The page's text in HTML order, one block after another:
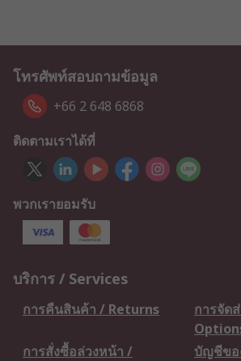
โทรศัพท์สอบถามข้อมูล
+66 2 648 6868
ติดตามเราได้ที่
พวกเรายอมรับ
บริการ / Services
การคืนสินค้า / Returns
การจัด
การสั่งซื้อล่วงหน้า /
บัญชีขอ